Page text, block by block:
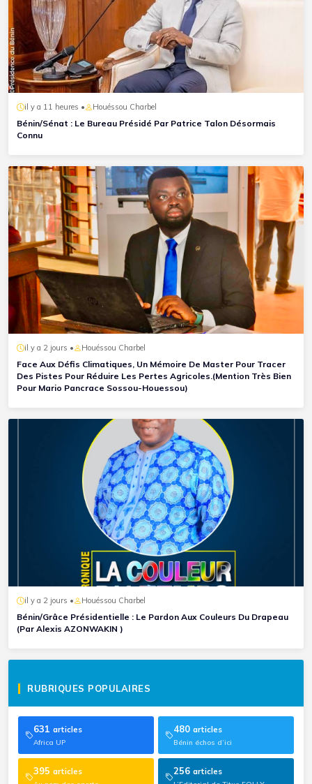
il y a 11 heures • Houéssou Charbel
Bénin/Sénat : Le Bureau Présidé Par Patrice Talon Désormais
Connu
il y a 2 jours • Houéssou Charbel
Face Aux Défis Climatiques, Un Mémoire De Master Pour Tracer
Des Pistes Pour Réduire Les Pertes Agricoles.(Mention Très Bien
Pour Mario Pancrace Sossou-Houessou)
il y a 2 jours • Houéssou Charbel
Bénin/Grâce Présidentielle : Le Pardon Aux Couleurs Du Drapeau
(Par Alexis AZONWAKIN )
RUBRIQUES POPULAIRES
631 articles
Africa UP
480 articles
Bénin échos d’ici
395 articles 256 articles